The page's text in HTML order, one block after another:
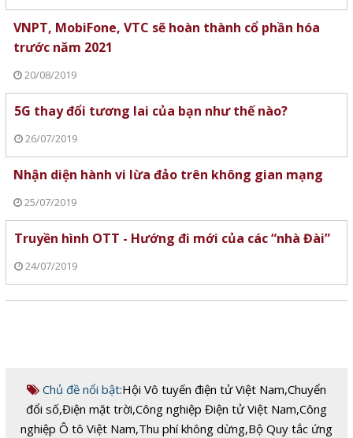
VNPT, MobiFone, VTC sẽ hoàn thành cổ phần hóa
trước năm 2021
20/08/2019
5G thay đổi tương lai của bạn như thế nào?
26/07/2019
Nhận diện hành vi lừa đảo trên không gian mạng
25/07/2019
Truyền hình OTT - Hướng đi mới của các “nhà Đài”
24/07/2019
Chủ đề nổi bật:Hội Vô tuyến điện tử Việt Nam,Chuyển
đổi số,Điện mặt trời,Công nghiệp Điện tử Việt Nam,Công
nghiệp Ô tô Việt Nam,Thu phí không dừng,Bộ Quy tắc ứng